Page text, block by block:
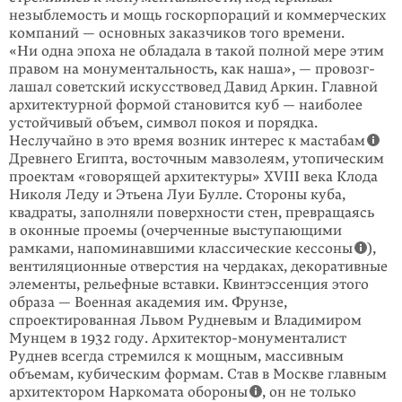
незыблемость и мощь госкорпораций и коммерческих
компаний — основных заказчиков того времени.
«Ни одна эпоха не обладала в такой полной мере этим
правом на монументальность, как наша», — провозг­
лашал советский искусствовед Давид Аркин. Главной
архитектурной формой стано­вится куб — наиболее
устойчивый объем, символ покоя и порядка.
Неслучайно в это время возник интерес к мастабам
Древнего Египта, восточ­ным мавзолеям, утопиче­ским
проектам «говорящей архитектуры» ХVIII века Клода
Николя Леду и Этьена Луи Булле. Стороны куба,
квадраты, заполняли поверхности стен, превращаясь
в оконные проемы (очерченные выступающи­ми
рамками, напо­минавшими классические кессоны
),
вентиляционные отверстия на чердаках, декоративные
элементы, рельефные вставки. Квинтэс­сенция этого
образа — Военная академия им. Фрунзе,
спроектированная Львом Рудневым и Владими­ром
Мунцем в 1932 году. Архитектор-монументалист
Руднев всегда стремился к мощным, массивным
объемам, кубическим формам. Став в Москве главным
архитектором Наркомата обороны
, он не только